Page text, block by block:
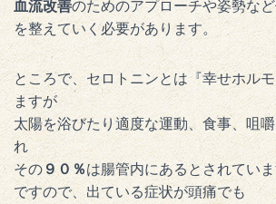
血流改善のためのアプローチや姿勢な
を整えていく必要があります。
ところで、セロトニンとは『幸せホル
ますが
太陽を浴びたり適度な運動、食事、咀
れ
その９０％は腸管内にあるとされてい
ですので、出ている症状が頭痛でも